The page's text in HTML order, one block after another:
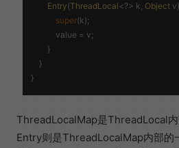
Entry(ThreadLocal<?> k, Object
super(k);
            value = v;
        }
    }
ThreadLocalMap是ThreadLocal
Entry则是ThreadLocalMap内部的